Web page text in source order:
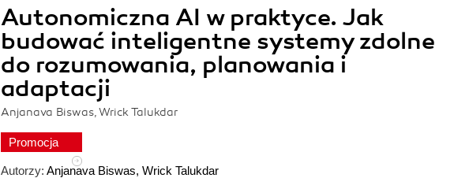
Autonomiczna AI w praktyce. Jak
budować inteligentne systemy zdolne
do rozumowania, planowania i
adaptacji
Anjanava Biswas, Wrick Talukdar
Promocja
Autorzy: Anjanava Biswas, Wrick Talukdar